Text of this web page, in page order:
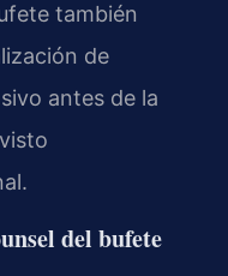
también
de
antes de la
del bufete